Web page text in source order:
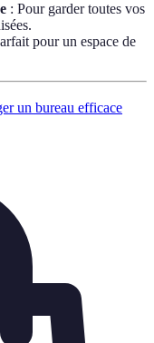
: Pour garder toutes vos
pour un espace de
un bureau efficace